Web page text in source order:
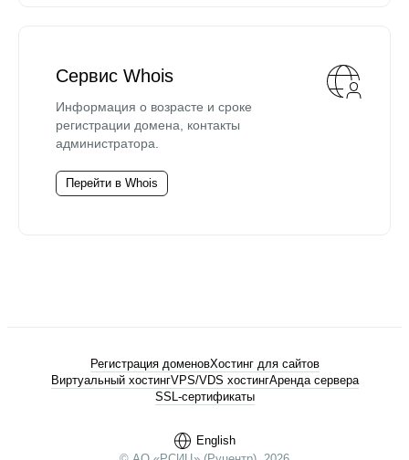
Сервис Whois
Информация о возрасте и сроке
регистрации домена, контакты
администратора.
Перейти в Whois
English
Регистрация доменовХостинг для сайтов
Виртуальный хостингVPS/VDS хостингАренда сервера
SSL-сертификаты